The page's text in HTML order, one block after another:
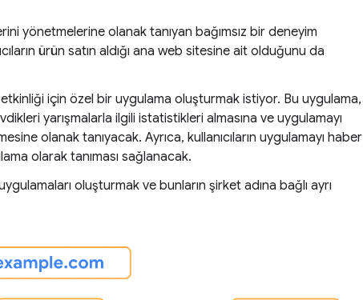
yönetmelerine olanak tanıyan bağımsız bir deneyim
ürün satın aldığı ana web sitesine ait olduğunu da
için özel bir uygulama oluşturmak istiyor. Bu uygulama,
yarışmalarla ilgili istatistikleri almasına ve uygulamayı
olanak tanıyacak. Ayrıca, kullanıcıların uygulamayı haber
olarak tanıması sağlanacak.
oluşturmak ve bunların şirket adına bağlı ayrı